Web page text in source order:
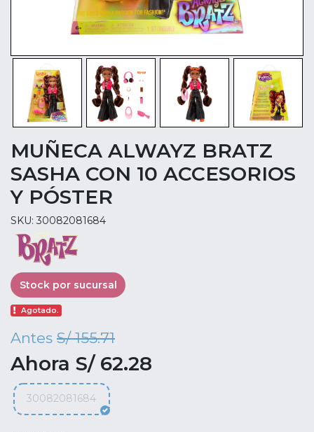
MUÑECA ALWAYZ BRATZ
SASHA CON 10 ACCESORIOS
Y PÓSTER
SKU: 30082081684
Stock por sucursal
Agotado.
Antes S/ 155.71
Ahora S/ 62.28
30082081684